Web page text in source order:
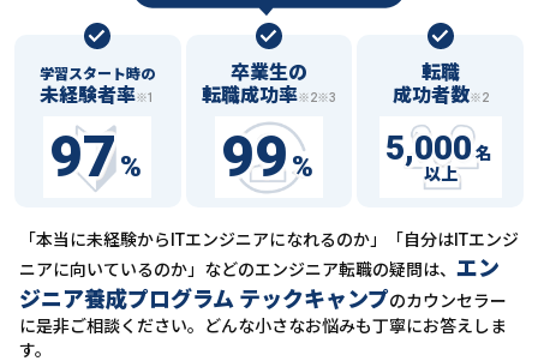
学習スタート時の
未経験者率※1
97%
卒業生の
転職成功率※2※3
99%
転職
成功者数※2
5,000 名
以上
「本当に未経験からITエンジニアになれるのか」「自分はITエンジ
ニアに向いているのか」などのエンジニア転職の疑問は、 エン
ジニア養成プログラム テックキャンプのカウンセラー
に是非ご相談ください。どんな小さなお悩みも丁寧にお答えしま
す。